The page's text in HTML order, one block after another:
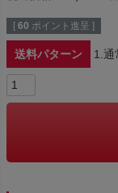
[ 60 ポイント進呈 ]
送料パターン 1.通